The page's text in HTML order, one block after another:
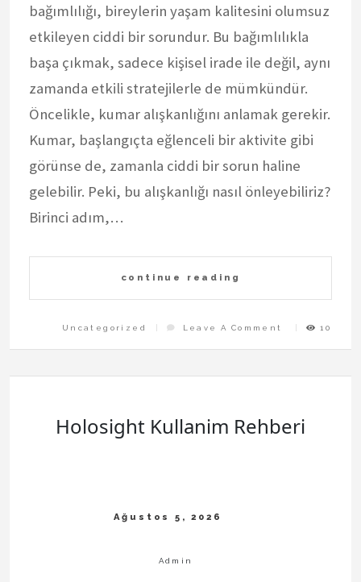
bağımlılığı, bireylerin yaşam kalitesini olumsuz
etkileyen ciddi bir sorundur. Bu bağımlılıkla
başa çıkmak, sadece kişisel irade ile değil, aynı
zamanda etkili stratejilerle de mümkündür.
Öncelikle, kumar alışkanlığını anlamak gerekir.
Kumar, başlangıçta eğlenceli bir aktivite gibi
görünse de, zamanla ciddi bir sorun haline
gelebilir. Peki, bu alışkanlığı nasıl önleyebiliriz?
Birinci adım,…
continue reading
Uncategorized Leave A Comment
On
Kumar
Nasil
10
Holosight Kullanim Rehberi